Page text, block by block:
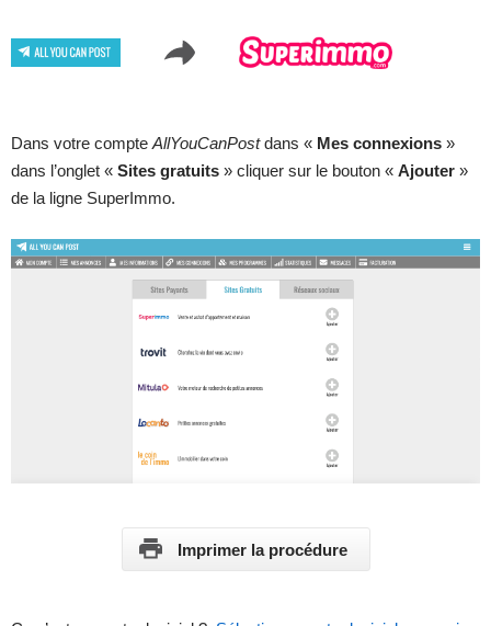
Dans votre compte AllYouCanPostdans « Mes connexions »
dans l’onglet « Sites gratuits » cliquer sur le bouton « Ajouter »
de la ligne SuperImmo.
Imprimer la procédure